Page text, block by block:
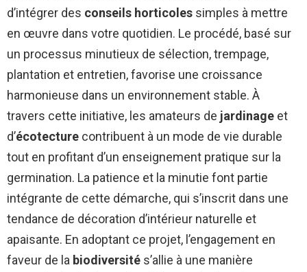
d’intégrer des conseils horticoles simples à mettre
en œuvre dans votre quotidien. Le procédé, basé sur
un processus minutieux de sélection, trempage,
plantation et entretien, favorise une croissance
harmonieuse dans un environnement stable. À
travers cette initiative, les amateurs de jardinage et
d’écotecture contribuent à un mode de vie durable
tout en profitant d’un enseignement pratique sur la
germination. La patience et la minutie font partie
intégrante de cette démarche, qui s’inscrit dans une
tendance de décoration d’intérieur naturelle et
apaisante. En adoptant ce projet, l’engagement en
faveur de la biodiversité s’allie à une manière